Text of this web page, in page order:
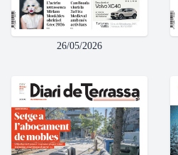
26/05/2026